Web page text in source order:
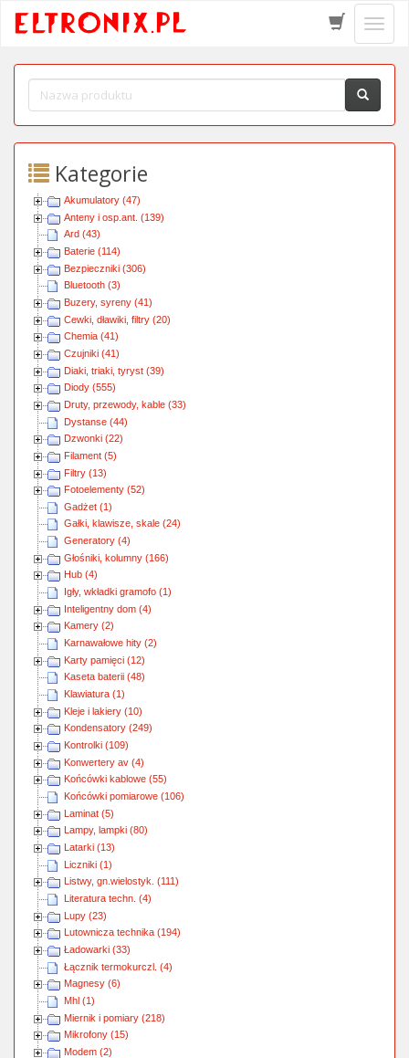
menu
Kategorie
Akumulatory (47)
Anteny i osp.ant. (139)
Ard (43)
Baterie (114)
Bezpieczniki (306)
Bluetooth (3)
Buzery, syreny (41)
Cewki, dławiki, filtry (20)
Chemia (41)
Czujniki (41)
Diaki, triaki, tyryst (39)
Diody (555)
Druty, przewody, kable (33)
Dystanse (44)
Dzwonki (22)
Filament (5)
Filtry (13)
Fotoelementy (52)
Gadżet (1)
Gałki, klawisze, skale (24)
Generatory (4)
Głośniki, kolumny (166)
Hub (4)
Igły, wkładki gramofo (1)
Inteligentny dom (4)
Kamery (2)
Karnawałowe hity (2)
Karty pamięci (12)
Kaseta baterii (48)
Klawiatura (1)
Kleje i lakiery (10)
Kondensatory (249)
Kontrolki (109)
Konwertery av (4)
Końcówki kablowe (55)
Końcówki pomiarowe (106)
Laminat (5)
Lampy, lampki (80)
Latarki (13)
Liczniki (1)
Listwy, gn.wielostyk. (111)
Literatura techn. (4)
Lupy (23)
Lutownicza technika (194)
Ładowarki (33)
Łącznik termokurczl. (4)
Magnesy (6)
Mhl (1)
Miernik i pomiary (218)
Mikrofony (15)
Modem (2)